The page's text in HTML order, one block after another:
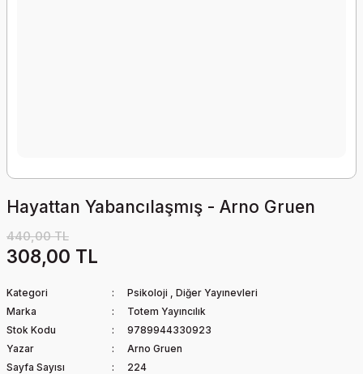
Hayattan Yabancılaşmış - Arno Gruen
440,00 TL
308,00 TL
Kategori Psikoloji , Diğer Yayınevleri
Marka
Totem Yayıncılık
Stok Kodu
9789944330923
Yazar
Arno Gruen
Sayfa Sayısı
224